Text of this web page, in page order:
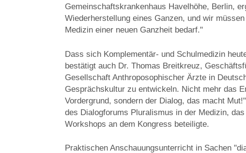
Gemeinschaftskrankenhaus Havelhöhe, Berlin,
Wiederherstellung eines Ganzen, und wir
Medizin einer neuen Ganzheit bedarf."
Dass sich Komplementär- und Schulmedizin
bestätigt auch Dr. Thomas Breitkreuz,
Gesellschaft Anthroposophischer Ärzte in
Gesprächskultur zu entwickeln. Nicht mehr das
Vordergrund, sondern der Dialog, das macht
des Dialogforums Pluralismus in der Medizin,
Workshops an dem Kongress beteiligte.
Praktischen Anschauungsunterricht in Sachen